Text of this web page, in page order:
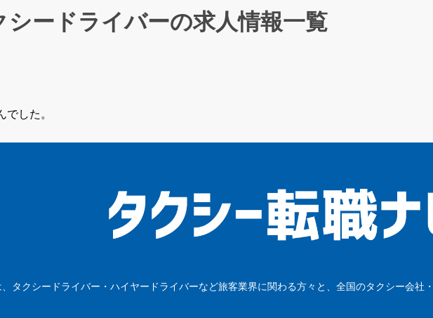
シードライバーの求人情報一覧
した。
タクシードライバー・ハイヤードライバーなど旅客業界に関わる方々と、全国のタクシー会社